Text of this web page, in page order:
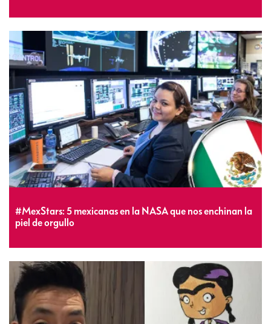
#MexStars: 5 mexicanas en la NASA que nos enchinan la
piel de orgullo